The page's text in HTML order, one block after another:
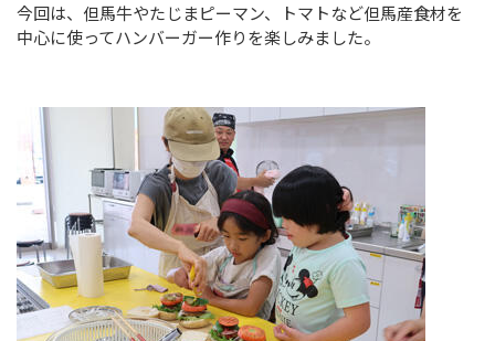
今回は、但馬牛やたじまピーマン、トマトなど但馬産食材を
中心に使ってハンバーガー作りを楽しみました。